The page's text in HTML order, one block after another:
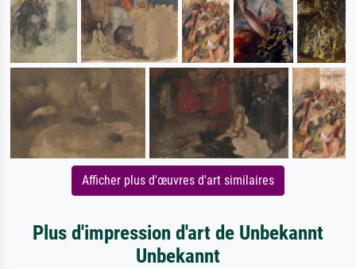
Afficher plus d'œuvres d'art similaires
Plus d'impression d'art de Unbekannt
Unbekannt